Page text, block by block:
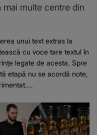
mai multe centre din
unui text extras la
cu voce tare textul în
legate de acesta. Spre
etapă nu se acordă note,